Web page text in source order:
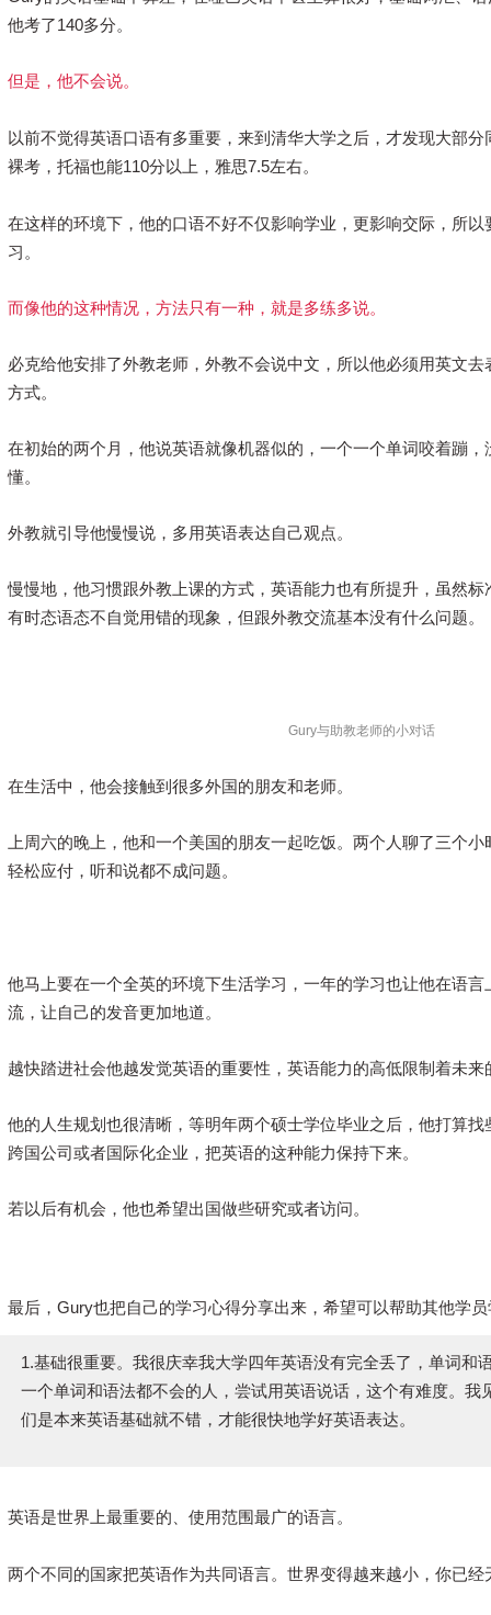
他考了140多分。
但是，他不会说。
以前不觉得英语口语有多重要，来到清华大学之后，才发现大部
裸考，托福也能110分以上，雅思7.5左右。
在这样的环境下，他的口语不好不仅影响学业，更影响交际，所以
习。
而像他的这种情况，方法只有一种，就是多练多说。
必克给他安排了外教老师，外教不会说中文，所以他必须用英文
方式。
在初始的两个月，他说英语就像机器似的，一个一个单词咬着蹦
懂。
外教就引导他慢慢说，多用英语表达自己观点。
慢慢地，他习惯跟外教上课的方式，英语能力也有所提升，虽然
有时态语态不自觉用错的现象，但跟外教交流基本没有什么问题。
Gury与助教老师的小对话
在生活中，他会接触到很多外国的朋友和老师。
上周六的晚上，他和一个美国的朋友一起吃饭。两个人聊了三个
轻松应付，听和说都不成问题。
他马上要在一个全英的环境下生活学习，一年的学习也让他在语
流，让自己的发音更加地道。
越快踏进社会他越发觉英语的重要性，英语能力的高低限制着未
他的人生规划也很清晰，等明年两个硕士学位毕业之后，他打算
跨国公司或者国际化企业，把英语的这种能力保持下来。
若以后有机会，他也希望出国做些研究或者访问。
最后，Gury也把自己的学习心得分享出来，希望可以帮助其他学
1.基础很重要。 我很庆幸我大学四年英语没有完全丢了，单词和
一个单词和语法都不会的人，尝试用英语说话，这个有难度。我
们是本来英语基础就不错，才能很快地学好英语表达。
讲道理，犯错是很正常，不要害怕。我在上课的时候，老师也
深刻。如果不把错误犯出来，永远意识到这是个错误。
英语是世界上最重要的、使用范围最广的语言。
两个不同的国家把英语作为共同语言。世界变得越来越小，你已